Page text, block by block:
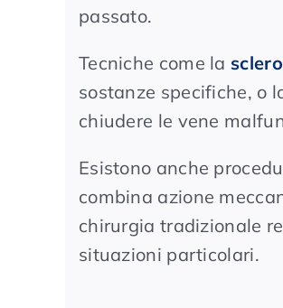
passato.
Tecniche come la
sostanze specifiche, o
chiudere le vene
Esistono anche
combina azione
chirurgia tradizionale
situazioni particolari.